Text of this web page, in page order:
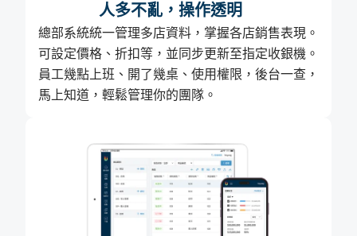
人多不亂，操作透明
總部系統統一管理多店資料，掌握各店銷售表現。
可設定價格、折扣等，並同步更新至指定收銀機。
員工幾點上班、開了幾桌、使用權限，後台一查，
馬上知道，輕鬆管理你的團隊。